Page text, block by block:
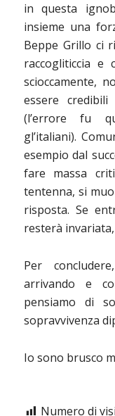
in questa
insieme una
Beppe Grillo ci
raccogliticcia e
scioccamente,
essere
(l’errore fu
gl’italiani).
esempio dal
fare massa
tentenna, si
risposta. Se
resterà
Per
arrivando e
pensiamo di
sopravvivenza
Io sono brusco
Numero di